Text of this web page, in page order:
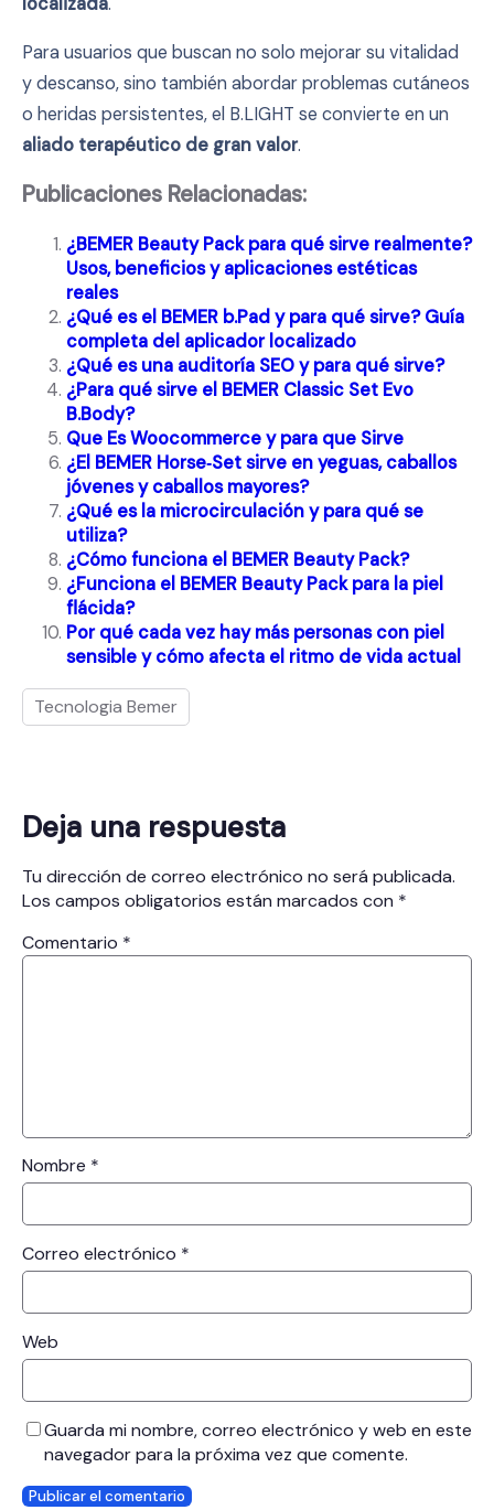
Para usuarios que buscan no solo mejorar su vitalidad
y descanso, sino también abordar problemas cutáneos
o heridas persistentes, el B.LIGHT se convierte en un
aliado terapéutico de gran valor.
Publicaciones Relacionadas:
¿BEMER Beauty Pack para qué sirve realmente?
Usos, beneficios y aplicaciones estéticas
reales
¿Qué es el BEMER b.Pad y para qué sirve? Guía
completa del aplicador localizado
¿Qué es una auditoría SEO y para qué sirve?
¿Para qué sirve el BEMER Classic Set Evo
B.Body?
Que Es Woocommerce y para que Sirve
¿El BEMER Horse‑Set sirve en yeguas, caballos
jóvenes y caballos mayores?
¿Qué es la microcirculación y para qué se
utiliza?
¿Cómo funciona el BEMER Beauty Pack?
¿Funciona el BEMER Beauty Pack para la piel
flácida?
Por qué cada vez hay más personas con piel
sensible y cómo afecta el ritmo de vida actual
Tecnologia Bemer
Deja una respuesta
Tu dirección de correo electrónico no será publicada.
Los campos obligatorios están marcados con *
Comentario *
Nombre *
Correo electrónico *
Web
Guarda mi nombre, correo electrónico y web en este
navegador para la próxima vez que comente.